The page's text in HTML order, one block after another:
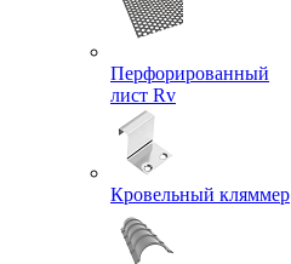
Перфорированный
лист Rv
Кровельный кляммер